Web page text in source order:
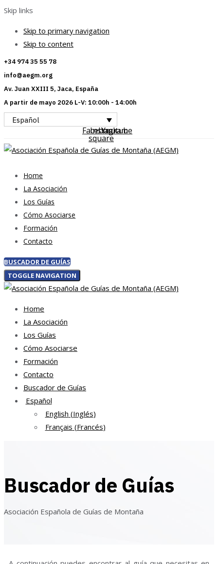
Skip links
Skip to primary navigation
Skip to content
+34 974 35 55 78
info@aegm.org
Av. Juan XXIII 5, Jaca, España
A partir de mayo 2026 L-V: 10:00h - 14:00h
Español
Facebook-
square
Instagram
Youtube
Home
La Asociación
Los Guías
Cómo Asociarse
Formación
Contacto
BUSCADOR DE GUÍAS
TOGGLE NAVIGATION
Home
La Asociación
Los Guías
Cómo Asociarse
Formación
Contacto
Buscador de Guías
Español
English (Inglés)
Français (Francés)
Buscador de Guías
Asociación Española de Guías de Montaña